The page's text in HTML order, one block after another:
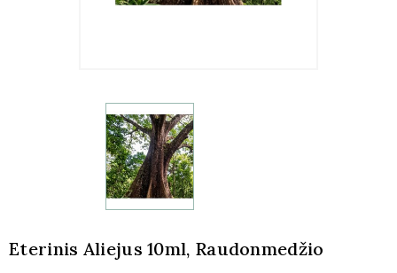
Eterinis Aliejus 10ml, Raudonmedžio